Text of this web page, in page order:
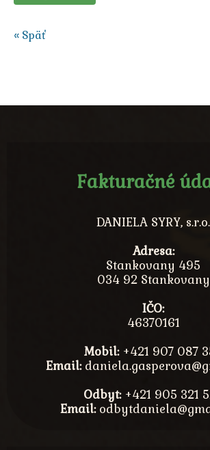
« Späť
Fakturačné
DANIELA SYRY, s.r.o.
Adresa:
Stankovany 495
034 92 Stankovany
IČO:
46370161
Mobil:+421 907 087
Email:
Odbyt:+421 905 321
Email: